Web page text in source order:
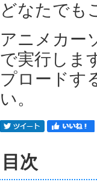
どなたでも
アニメカー
で実行しま
プロードす
い。
目次